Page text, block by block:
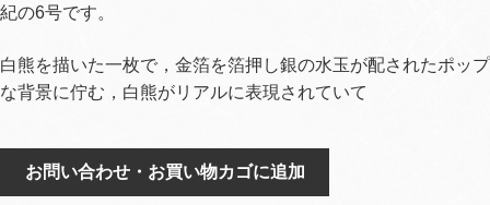
紀の6号です。
白熊を描いた一枚で，金箔を箔押し銀の水玉が配されたポップ
な背景に佇む，白熊がリアルに表現されていて
お問い合わせ・お買い物カゴに追加